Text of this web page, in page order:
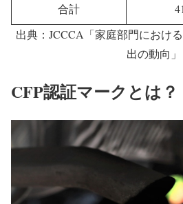
合計
出典：JCCCA「家庭部門におけ
出の動向」
CFP認証マークとは？